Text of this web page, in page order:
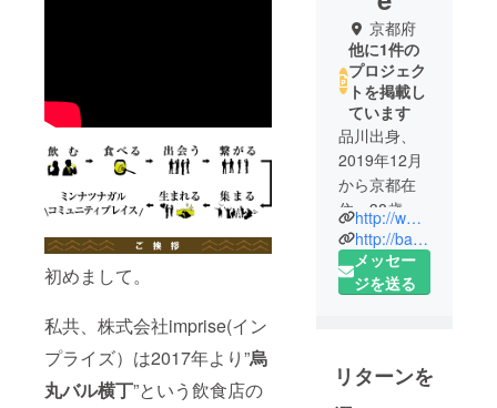
初めまして。
私共、株式会社imprise(イン
プライズ）は2017年より”烏
丸バル横丁”という飲食店の
京都府
他に1件の
プロジェク
トを掲載し
ています
品川出身、
2019年12月
から京都在
住 38歳・
独身。
飲食店勤務
歴20年目。
から始ま
http://www.imprise.co.jp
http://baryokocho.jp/
メッセー
ジを送る
リターンを